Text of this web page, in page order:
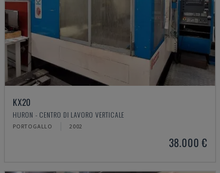
KX20
HURON - CENTRO DI LAVORO VERTICALE
PORTOGALLO 2002
38.000 €